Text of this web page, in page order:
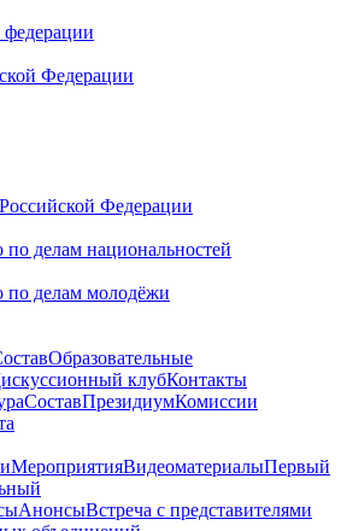
федерации
Федерации
Федерации
по делам национальностей
по делам молодёжи
Образовательные
клубКонтакты
СоставПрезидиумКомиссии
МероприятияВидеоматериалыПервый
АнонсыВстреча с представителями